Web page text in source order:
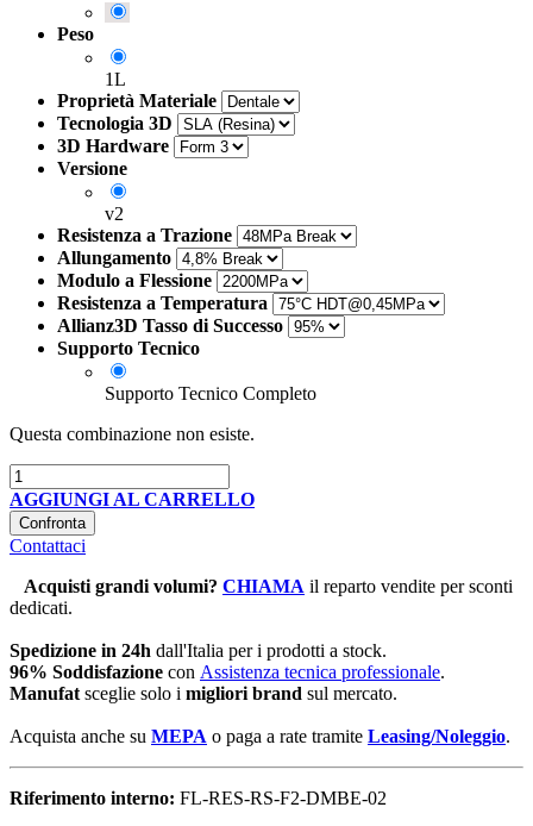
Peso
1L
Proprietà Materiale
Tecnologia 3D
3D Hardware
Versione
v2
Resistenza a Trazione
Allungamento
Modulo a Flessione
Resistenza a Temperatura
Allianz3D Tasso di Successo
Supporto Tecnico
Supporto Tecnico Completo
Questa combinazione non esiste.
AGGIUNGI AL CARRELLO
Confronta
Contattaci
Acquisti grandi volumi? CHIAMA il reparto vendite per sconti
dedicati.
Spedizione in 24h dall'Italia per i prodotti a stock.
96% Soddisfazione con Assistenza tecnica professionale.
Manufat sceglie solo i migliori brand sul mercato.
Acquista anche su MEPA o paga a rate tramite Leasing/Noleggio.
Riferimento interno: FL-RES-RS-F2-DMBE-02